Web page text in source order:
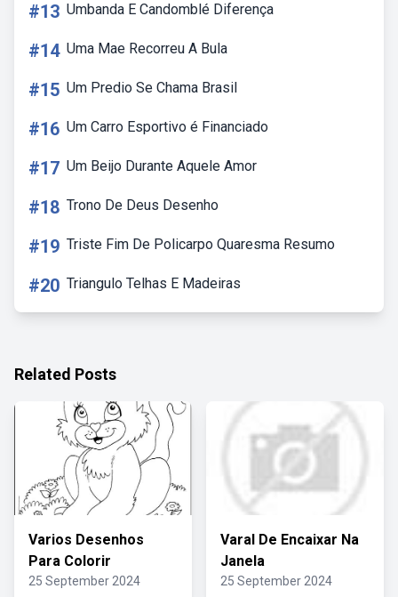
#13 Umbanda E Candomblé Diferença
#14 Uma Mae Recorreu A Bula
#15 Um Predio Se Chama Brasil
#16 Um Carro Esportivo é Financiado
#17 Um Beijo Durante Aquele Amor
#18 Trono De Deus Desenho
#19 Triste Fim De Policarpo Quaresma Resumo
#20 Triangulo Telhas E Madeiras
Related Posts
Varios Desenhos
Para Colorir
25 September 2024
Varal De Encaixar Na
Janela
25 September 2024